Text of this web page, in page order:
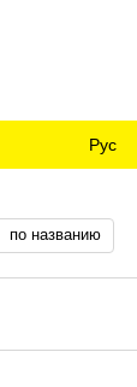
Рус
по названию